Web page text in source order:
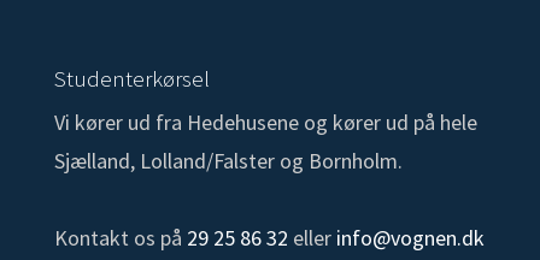
Studenterkørsel
Vi kører ud fra Hedehusene og kører ud på hele
Sjælland, Lolland/Falster og Bornholm.
Kontakt os på 29 25 86 32 eller info@vognen.dk